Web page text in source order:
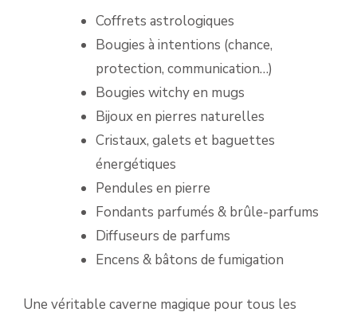
Coffrets astrologiques
Bougies à intentions (chance,
protection, communication…)
Bougies witchy en mugs
Bijoux en pierres naturelles
Cristaux, galets et baguettes
énergétiques
Pendules en pierre
Fondants parfumés & brûle-parfums
Diffuseurs de parfums
Encens & bâtons de fumigation
Une véritable caverne magique pour tous les